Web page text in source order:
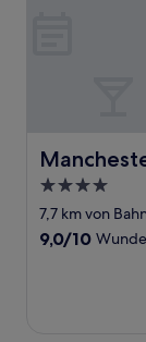
Manchester
4.0-
Sterne-
Unterkunft
7,7 km von
9.0
9,0/10